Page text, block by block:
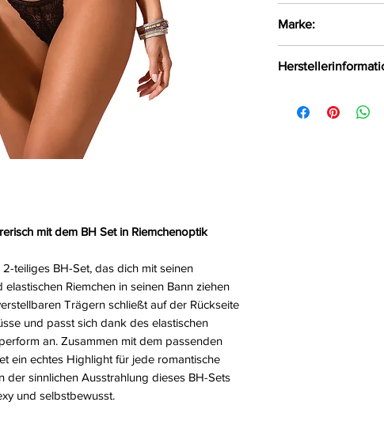
mit dem BH Set in Riemchenoptik
teiliges BH-Set, das dich mit seinen
Riemchen in seinen Bann ziehen
Trägern schließt auf der Rückseite
und passt sich dank des elastischen
an. Zusammen mit dem passenden
ein echtes Highlight für jede romantische
der sinnlichen Ausstrahlung dieses BH-Sets
und selbstbewusst.
angenehmen
elastischen
Der bügellose
Mit
Marke:
Westfalen